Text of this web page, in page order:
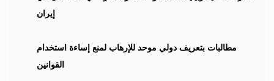
t
إيران
مطالبات بتعريف دولي موحد للإرهاب لمنع إساءة استخدام
القوانين